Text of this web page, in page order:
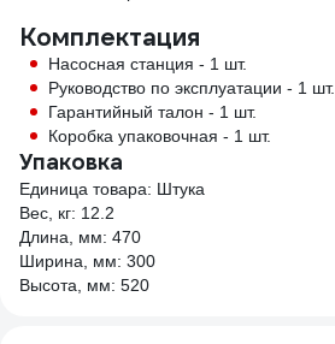
Комплектация
Насосная станция - 1 шт.
Руководство по эксплуатации - 1 шт.
Гарантийный талон - 1 шт.
Коробка упаковочная - 1 шт.
Упаковка
Единица товара: Штука
Вес, кг: 12.2
Длина, мм: 470
Ширина, мм: 300
Высота, мм: 520